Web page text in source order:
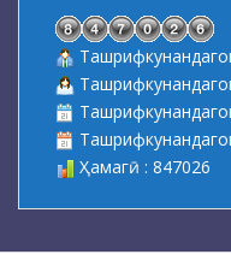
Ҳамагӣ : 847026